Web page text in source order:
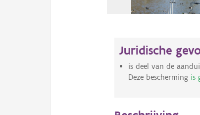
Juridische
is deel van de
Deze bescherming is